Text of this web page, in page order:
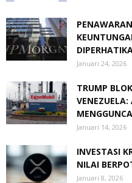
Januari 24, 2026
TRUMP
Januari 14, 2026
INVESTASI
NILAI
Januari 8, 2026